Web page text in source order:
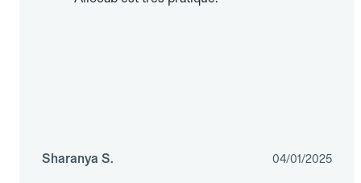
Sharanya S. 04/01/2025